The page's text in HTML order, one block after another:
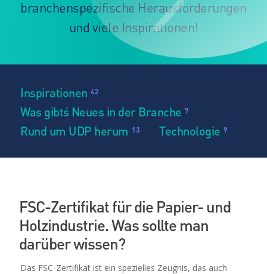
branchenspezifische Herausforderungen
und viele Inspirationen!
Inspirationen 42
Was gibt´s Neues in der Branche 7
Rund um UDP herum 13 Technologie 9
FSC-Zertifikat für die Papier- und
Holzindustrie. Was sollte man
darüber wissen?
Das FSC-Zertifikat ist ein spezielles Zeugnis, das auch